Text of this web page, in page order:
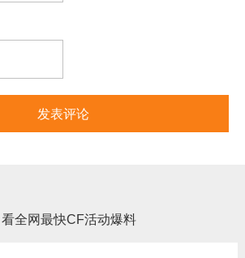
看全网最快CF活动爆料